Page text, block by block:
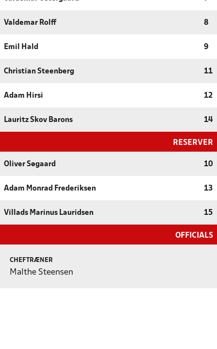
Valdemar Rolff 8
Emil Hald 9
Christian Steenberg 11
Adam Hirsi 12
Lauritz Skov Barons 14
RESERVER
Oliver Søgaard 10
Adam Monrad Frederiksen 13
Villads Marinus Lauridsen 15
OFFICIALS
CHEFTRÆNER
Malthe Steensen